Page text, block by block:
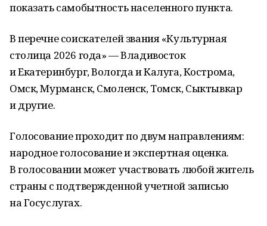
показать самобытность населенного пункта.
В перечне соискателей звания «Культурная
столица 2026 года» — Владивосток
и Екатеринбург, Вологда и Калуга, Кострома,
Омск, Мурманск, Смоленск, Томск, Сыктывкар
и другие.
Голосование проходит по двум направлениям:
народное голосование и экспертная оценка.
В голосовании может участвовать любой житель
страны с подтвержденной учетной записью
на Госуслугах.